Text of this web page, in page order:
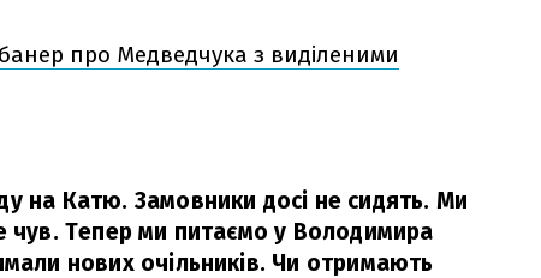
про Медведчука з виділеними
на Катю. Замовники досі не сидять. Ми
чув. Тепер ми питаємо у Володимира
нових очільників. Чи отримають